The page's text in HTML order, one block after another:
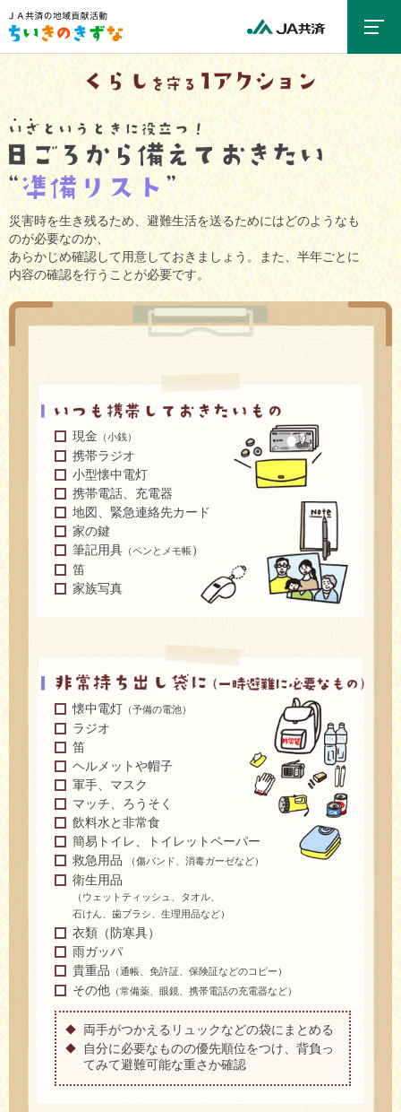
災害時を生き残るため、避難生活を送るためにはどのようなも
のが必要なのか、
あらかじめ確認して用意しておきましょう。また、半年ごとに
内容の確認を行うことが必要です。
現金 （小銭）
携帯ラジオ
小型懐中電灯
携帯電話、充電器
地図、緊急連絡先カード
家の鍵
筆記用具（ペンとメモ帳）
笛
家族写真
懐中電灯 （予備の電池）
ラジオ
笛
ヘルメットや帽子
軍手、マスク
マッチ、ろうそく
飲料水と非常食
簡易トイレ、トイレットペーパー
救急用品
（傷バンド、消毒ガーゼなど）
衛生用品
（ウェットティッシュ、タオル、
石けん、歯ブラシ、生理用品など）
衣類（防寒具）
雨ガッパ
貴重品 （通帳、免許証、保険証などのコピー）
その他（常備薬、眼鏡、携帯電話の充電器など）
両手がつかえるリュックなどの袋にまとめる
自分に必要なものの優先順位をつけ、背負っ
てみて避難可能な重さか確認